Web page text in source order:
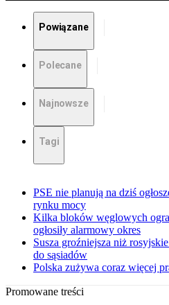
Powiązane
Polecane
Najnowsze
Tagi
PSE nie planują na dziś
rynku mocy
Kilka bloków węglowych
ogłosiły alarmowy okres
Susza groźniejsza niż
do sąsiadów
Polska zużywa coraz więcej
Promowane treści